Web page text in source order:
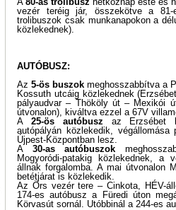
vezér teréig jár, összekötve a
trolibuszok csak munkanapokon a
közlekednek).
AUTÓBUSZ:
Az 5-ös buszok meghosszabbítva a
Kossuth utcáig közlekednek
pályaudvar – Thököly út – Mexikói
útvonalon), kiváltva ezzel a 67V
A 25-ös autóbusz az Erzsébet
autópályán közlekedik, végállomása
Újpest-Központban lesz.
A 30-as autóbuszok
Mogyoródi-patakig közlekednek, a
állnak forgalomba. A mai útvonalon
betétjárat is közlekedik.
Az Örs vezér tere – Cinkota, HÉV-
174-es autóbusz a Füredi úton
Körvasút sornál. Utóbbinál a 244-es